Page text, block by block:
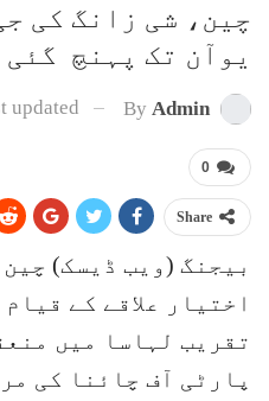
یوآن تک پہنچ گئی
By Admin
updated
0
Share
بیجنگ (ویب ڈیسک)
تقریب لہاسا میں
پارٹی آف چائنا کی